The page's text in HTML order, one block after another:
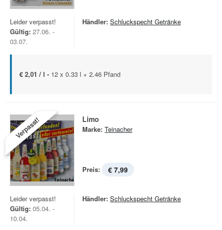
Leider verpasst!
Gültig: 27.06. -
03.07.
Händler: Schluckspecht Getränke
€ 2,01 / l - 12 x 0.33 l + 2.46 Pfand
Verpasst! Limo
Marke: Teinacher
Preis: € 7,99
Leider verpasst!
Gültig: 05.04. -
10.04.
Händler: Schluckspecht Getränke